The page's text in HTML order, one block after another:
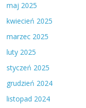
maj 2025
kwiecień 2025
marzec 2025
luty 2025
styczeń 2025
grudzień 2024
listopad 2024